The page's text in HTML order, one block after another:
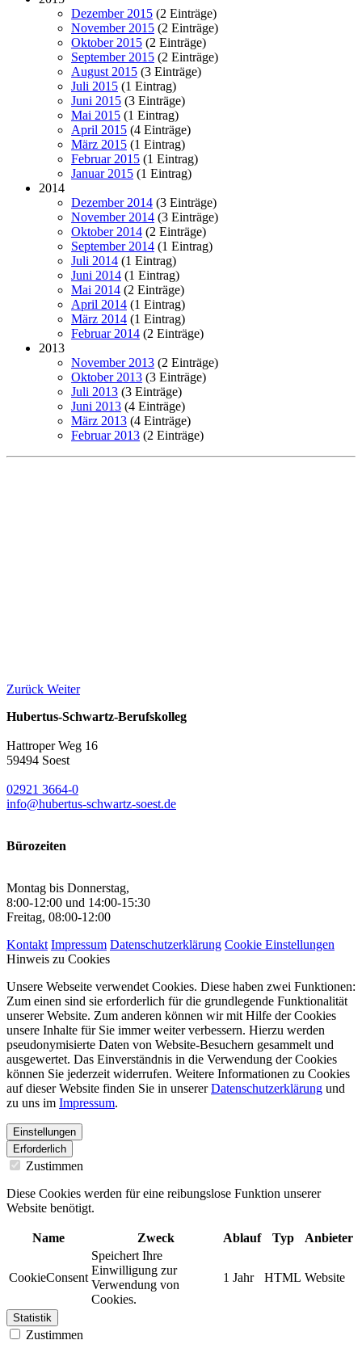
Dezember 2015 (2 Einträge)
November 2015 (2 Einträge)
Oktober 2015 (2 Einträge)
September 2015 (2 Einträge)
August 2015 (3 Einträge)
Juli 2015 (1 Eintrag)
Juni 2015 (3 Einträge)
Mai 2015 (1 Eintrag)
April 2015 (4 Einträge)
März 2015 (1 Eintrag)
Februar 2015 (1 Eintrag)
Januar 2015 (1 Eintrag)
2014
Dezember 2014 (3 Einträge)
November 2014 (3 Einträge)
Oktober 2014 (2 Einträge)
September 2014 (1 Eintrag)
Juli 2014 (1 Eintrag)
Juni 2014 (1 Eintrag)
Mai 2014 (2 Einträge)
April 2014 (1 Eintrag)
März 2014 (1 Eintrag)
Februar 2014 (2 Einträge)
2013
November 2013 (2 Einträge)
Oktober 2013 (3 Einträge)
Juli 2013 (3 Einträge)
Juni 2013 (4 Einträge)
März 2013 (4 Einträge)
Februar 2013 (2 Einträge)
Zurück Weiter
Hubertus-Schwartz-Berufskolleg
Hattroper Weg 16
59494 Soest
02921 3664-0
info@hubertus-schwartz-soest.de
Bürozeiten
Montag bis Donnerstag,
8:00-12:00 und 14:00-15:30
Freitag, 08:00-12:00
Kontakt Impressum Datenschutzerklärung Cookie Einstellungen
Hinweis zu Cookies
Unsere Webseite verwendet Cookies. Diese haben zwei Funktionen:
Zum einen sind sie erforderlich für die grundlegende Funktionalität
unserer Website. Zum anderen können wir mit Hilfe der Cookies
unsere Inhalte für Sie immer weiter verbessern. Hierzu werden
pseudonymisierte Daten von Website-Besuchern gesammelt und
ausgewertet. Das Einverständnis in die Verwendung der Cookies
können Sie jederzeit widerrufen. Weitere Informationen zu Cookies
auf dieser Website finden Sie in unsererDatenschutzerklärung und
zu uns im Impressum.
Einstellungen
Erforderlich
Zustimmen
Diese Cookies werden für eine reibungslose Funktion unserer
Website benötigt.
Name Zweck Ablauf Typ Anbieter
CookieConsent
Speichert Ihre
Einwilligung zur
Verwendung von
Cookies.
1 Jahr HTML Website
Statistik
Zustimmen